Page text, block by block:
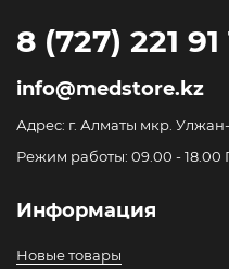
8 (727) 221 91
info@medstore.kz
Адрес: г. Алматы мкр. Улжан-
Режим работы: 09.00 - 18.00
Информация
Новые товары